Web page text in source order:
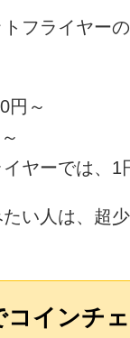
フライヤー
円～
ヤーでは、1
い人は、超
コインチ